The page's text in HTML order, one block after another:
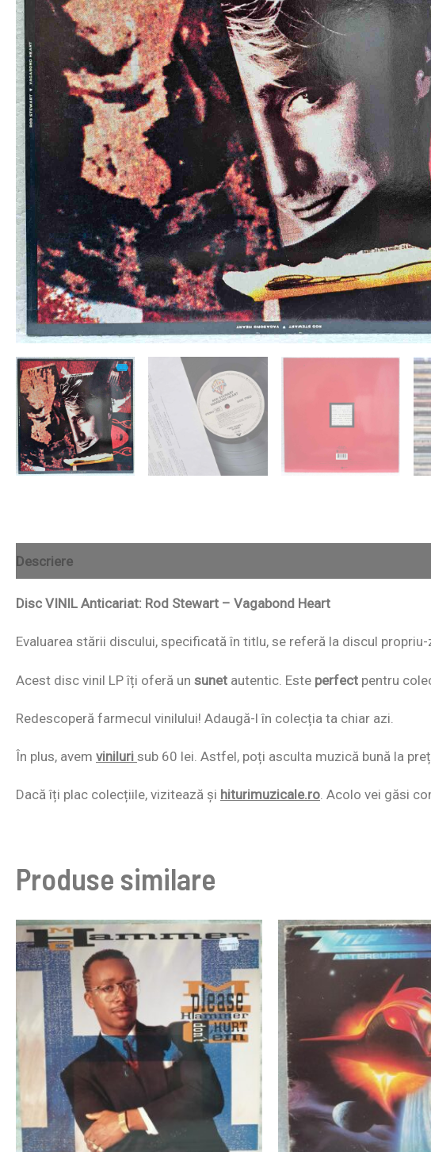
Descriere
Disc VINIL Anticariat: Rod Stewart – Vagabond Heart
Evaluarea stării discului, specificată în titlu, se referă la discul
Acest disc vinil LP îți oferă un sunet autentic. Este perfect pentru
Redescoperă farmecul vinilului! Adaugă-l în colecția ta chiar azi.
În plus, avem viniluri sub 60 lei. Astfel, poți asculta muzică bună la
Dacă îți plac colecțiile, vizitează și hiturimuzicale.ro. Acolo vei găsi
Produse similare